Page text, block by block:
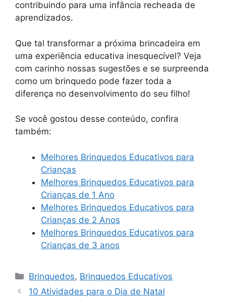
contribuindo para uma infância recheada de
aprendizados.
Que tal transformar a próxima brincadeira em
uma experiência educativa inesquecível? Veja
com carinho nossas sugestões e se surpreenda
como um brinquedo pode fazer toda a
diferença no desenvolvimento do seu filho!
Se você gostou desse conteúdo, confira
também:
Melhores Brinquedos Educativos para
Crianças
Melhores Brinquedos Educativos para
Crianças de 1 Ano
Melhores Brinquedos Educativos para
Crianças de 2 Anos
Melhores Brinquedos Educativos para
Crianças de 3 anos
Categorias
Brinquedos, Brinquedos Educativos
10 Atividades para o Dia de Natal